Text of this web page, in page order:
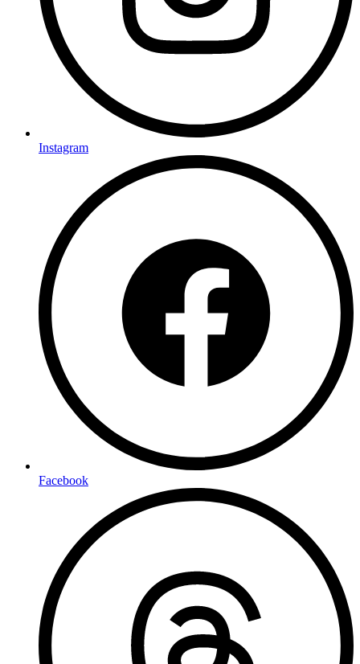
Instagram
Facebook